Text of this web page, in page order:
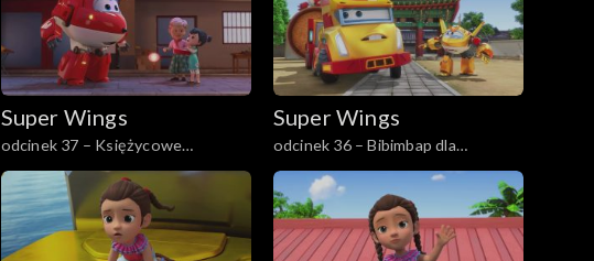
Super Wings
odcinek 37 – Księżycowe
ciasteczka
Super Wings
odcinek 36 – Bibimbap dla
wszystkich